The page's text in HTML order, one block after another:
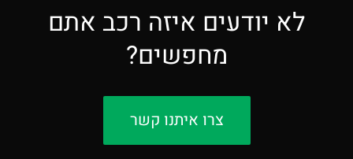
לא יודעים איזה רכב אתם
מחפשים?
צרו איתנו קשר